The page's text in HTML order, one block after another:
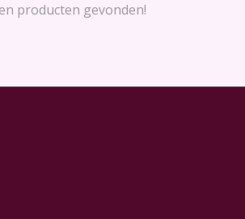
producten gevonden!